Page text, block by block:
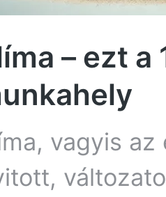
– ezt
vagyis